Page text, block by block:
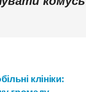
клініки: